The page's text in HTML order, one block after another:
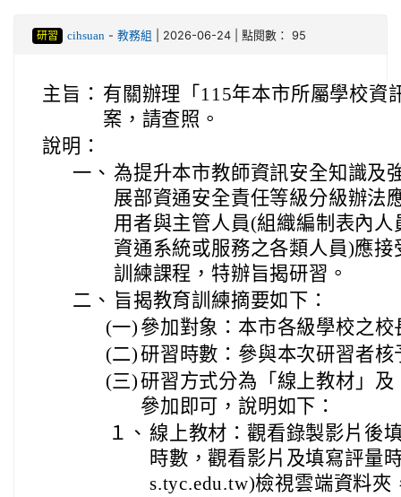
研習 cihsuan- 教務組 | 2026-06-24 | 點閱數： 95
主旨： 有關辦理「115年本市所屬學校資
案，請查照。
說明：
一、 為提升本市教師資訊安全知識及
展部資通安全責任等級分級辦法
用者與主管人員(組織編制表內
資通系統或服務之各類人員)應
訓練課程，特辦旨揭研習。
二、 旨揭教育訓練摘要如下：
(一) 參加對象：本市各級學校之
(二)研習時數：參與本次研習者核
(三)研習方式分為「線上教材」
參加即可，說明如下：
１、 線上教材：觀看錄製影片後
時數，觀看影片及填寫評量
s.tyc.edu.tw)檢視雲端資料